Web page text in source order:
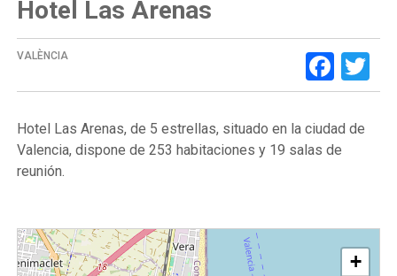
Hotel Las Arenas
VALÈNCIA
Hotel Las Arenas, de 5 estrellas, situado en la ciudad de
Valencia, dispone de 253 habitaciones y 19 salas de
reunión.
+